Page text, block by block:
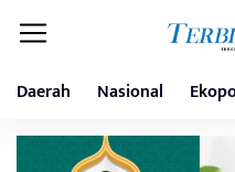
Daerah Nasional